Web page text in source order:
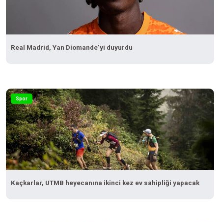
Real Madrid, Yan Diomande’yi duyurdu
Spor
Kaçkarlar, UTMB heyecanına ikinci kez ev sahipliği yapacak